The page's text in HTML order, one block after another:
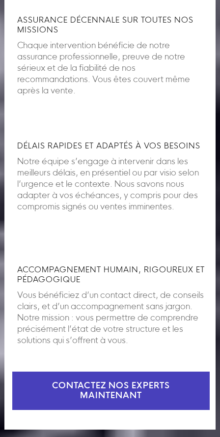
ASSURANCE DÉCENNALE SUR TOUTES NOS
MISSIONS
Chaque intervention bénéficie de notre
assurance professionnelle, preuve de notre
sérieux et de la fiabilité de nos
recommandations. Vous êtes couvert même
après la vente.
DÉLAIS RAPIDES ET ADAPTÉS À VOS BESOINS
Notre équipe s’engage à intervenir dans les
meilleurs délais, en présentiel ou par visio selon
l’urgence et le contexte. Nous savons nous
adapter à vos échéances, y compris pour des
compromis signés ou ventes imminentes.
ACCOMPAGNEMENT HUMAIN, RIGOUREUX ET
PÉDAGOGIQUE
Vous bénéficiez d’un contact direct, de conseils
clairs, et d’un accompagnement sans jargon.
Notre mission : vous permettre de comprendre
précisément l’état de votre structure et les
solutions qui s’offrent à vous.
CONTACTEZ NOS EXPERTS
MAINTENANT